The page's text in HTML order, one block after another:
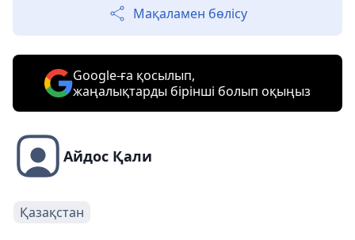
Мақаламен бөлісу
Google-ға қосылып,
жаңалықтарды бірінші болып оқыңыз
Айдос Қали
Қазақстан